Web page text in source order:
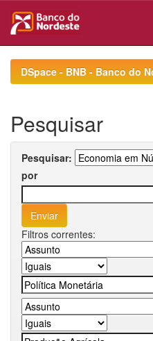
navigationDSpace - BNB - Banco do
Pesquisar
Pesquisar:
por
Filtros correntes: